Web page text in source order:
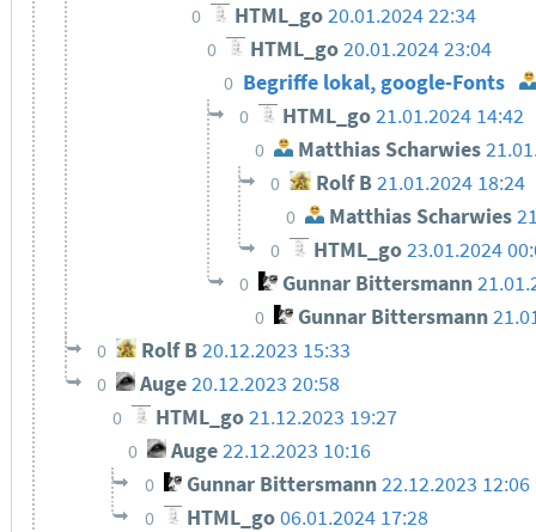
0 HTML_go20.01.2024 22:34
0 HTML_go20.01.2024 23:04
0 Begriffe lokal, google-Fonts
0 HTML_go 21.01.2024 14:42
0 Matthias Scharwies
0 Rolf B21.01.2024 18:24
0 Matthias Scharwies
0 HTML_go23.01.2024
0 Gunnar Bittersmann
0 Gunnar Bittersmann
0 Rolf B 20.12.2023 15:33
0 Auge20.12.2023 20:58
0 HTML_go21.12.2023 19:27
0 Auge22.12.2023 10:16
0 Gunnar Bittersmann22.12.2023 12:06
0 HTML_go06.01.2024 17:28